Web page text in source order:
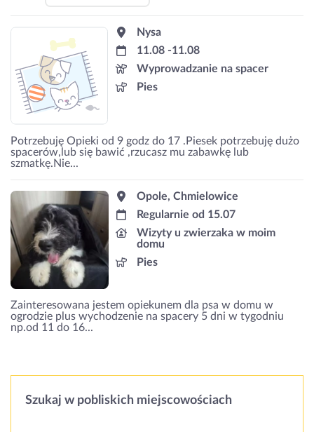
Nysa
11.08 -11.08
Wyprowadzanie na spacer
Pies
Potrzebuję Opieki od 9 godz do 17 .Piesek potrzebuję dużo
spacerów,lub się bawić ,rzucasz mu zabawkę lub
szmatkę.Nie...
Opole, Chmielowice
Regularnie od 15.07
Wizyty u zwierzaka w moim
domu
Pies
Zainteresowana jestem opiekunem dla psa w domu w
ogrodzie plus wychodzenie na spacery 5 dni w tygodniu
np.od 11 do 16...
Szukaj w pobliskich miejscowościach